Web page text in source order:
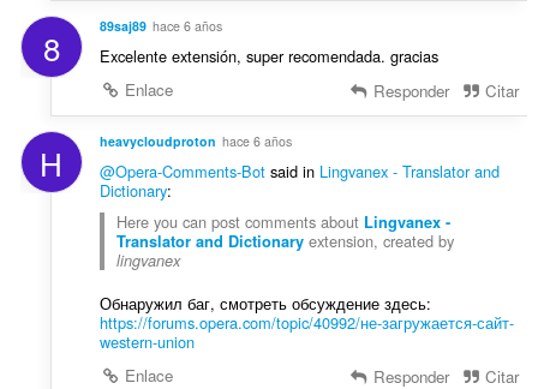
8 89saj89 hace 6 años
Excelente extensión, super recomendada. gracias
Enlace
Responder Citar
H heavycloudproton hace 6 años
@Opera-Comments-Botsaid in Lingvanex - Translator and
Dictionary:
Here you can post comments about Lingvanex -
Translator and Dictionaryextension, created by
lingvanex
Обнаружил баг, смотреть обсуждение здесь:
https://forums.opera.com/topic/40992/не-загружается-сайт-
western-union
Enlace
Responder Citar